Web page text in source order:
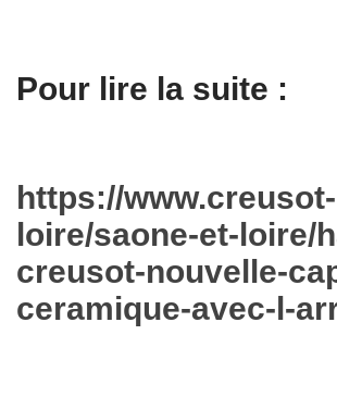
Pour lire la suite :
https://
loire/saone-et-loire/
creusot-nouvelle-
ceramique-avec-l-